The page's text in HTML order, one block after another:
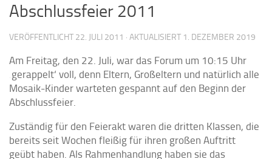
Abschlussfeier 2011
VERÖFFENTLICHT 22. JULI 2011 · AKTUALISIERT 1. DEZEMBER 2019
Am Freitag, den 22. Juli, war das Forum um 10:15 Uhr
‚gerappelt‘ voll, denn Eltern, Großeltern und natürlich alle
Mosaik-Kinder warteten gespannt auf den Beginn der
Abschlussfeier.
Zuständig für den Feierakt waren die dritten Klassen, die
bereits seit Wochen fleißig für ihren großen Auftritt
geübt haben. Als Rahmenhandlung haben sie das